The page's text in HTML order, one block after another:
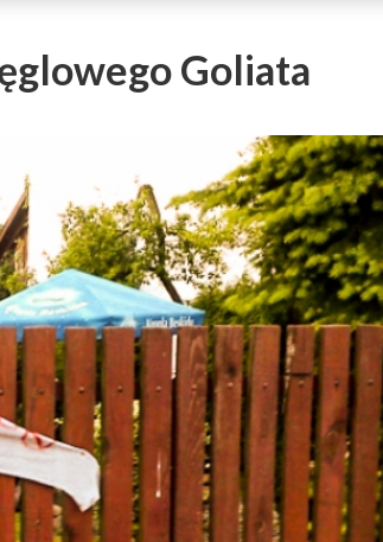
Goliata